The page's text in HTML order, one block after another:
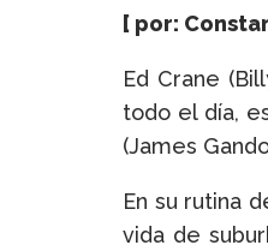
[ por:
Ed Crane
todo el día,
(James
En su rutina
vida de